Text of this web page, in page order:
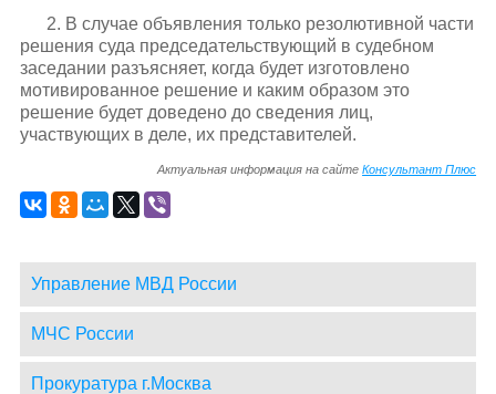
2. В случае объявления только резолютивной части
решения суда председательствующий в судебном
заседании разъясняет, когда будет изготовлено
мотивированное решение и каким образом это
решение будет доведено до сведения лиц,
участвующих в деле, их представителей.
Актуальная информация на сайтеКонсультант Плюс
Управление МВД России
МЧС России
Прокуратура г.Москва